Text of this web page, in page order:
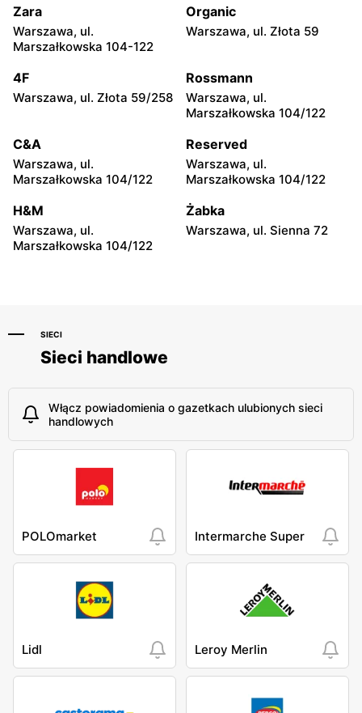
Jasło, ul. Jabłonica 44a
Raciechowice, ul. Czasław
216
Sezamek
Myślenice, ul.
Krzyszkowice 11
Lubcza, ul. Lubcza 506
Raciechowice, ul.
Krzesławice 171
Sezamek
Skołyszyn, ul. Święcany
240
Sezamek
Gródek, ul. Bartkowa 280
Sezamek
Biecz, ul. Przedmieście
Górne 202
Sezamek
Zara
Warszawa, ul.
Marszałkowska 104-122
Organic
Warszawa, ul. Złota 59
4F
Warszawa, ul. Złota 59/258
Rossmann
Warszawa, ul.
Marszałkowska 104/122
C&A
Warszawa, ul.
Marszałkowska 104/122
Reserved
Warszawa, ul.
Marszałkowska 104/122
H&M
Warszawa, ul.
Marszałkowska 104/122
Żabka
Warszawa, ul. Sienna 72
SIECI
Sieci handlowe
Włącz powiadomienia o gazetkach ulubionych sieci
handlowych
POLOmarket Intermarche Super
Lidl Leroy Merlin